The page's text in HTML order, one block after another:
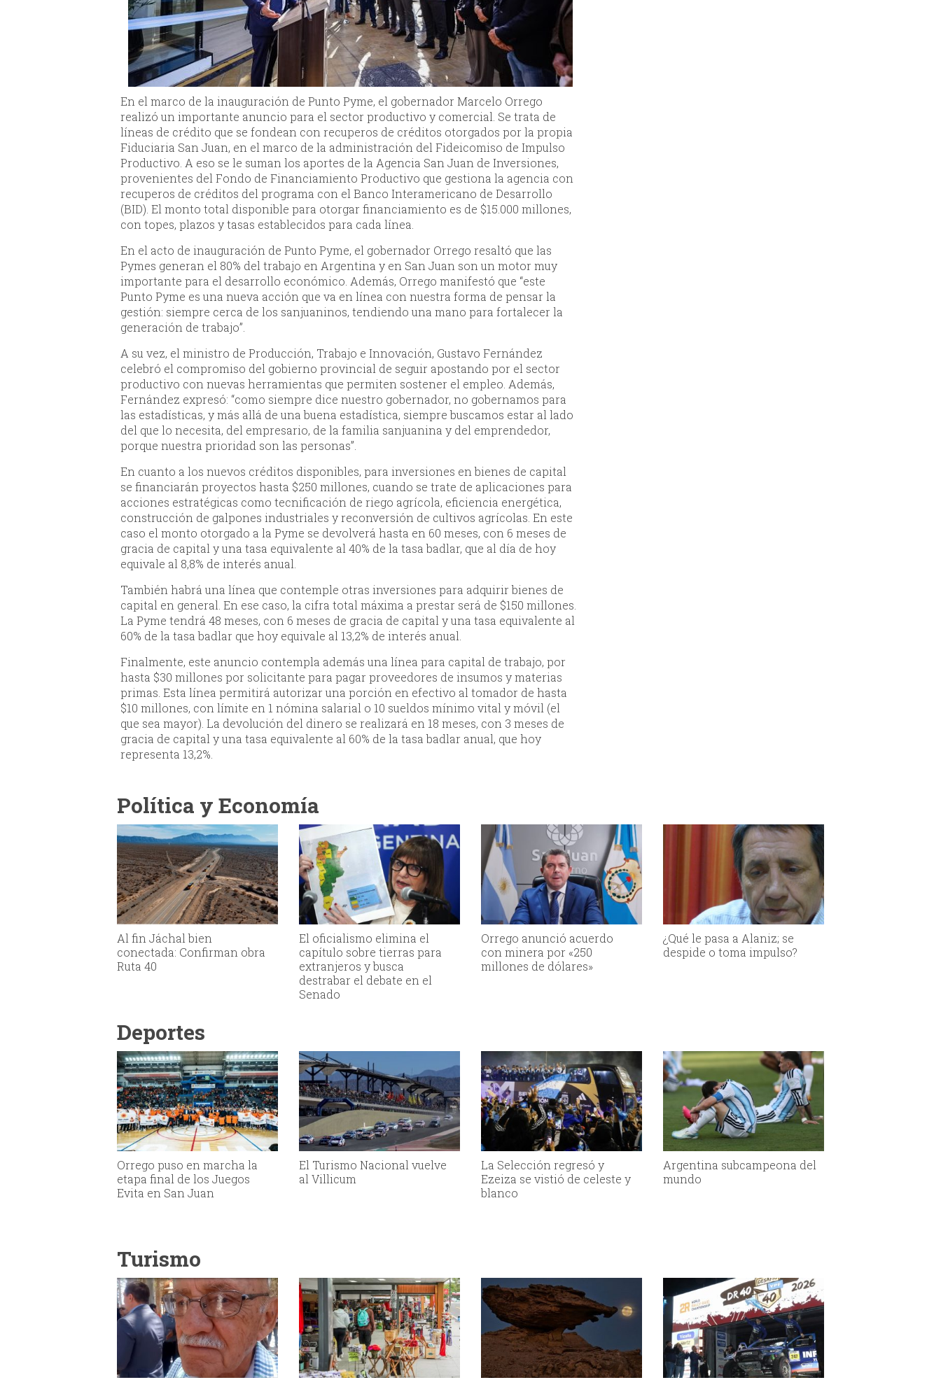
En el marco de la inauguración de Punto Pyme, el gobernador Marcelo Orrego
realizó un importante anuncio para el sector productivo y comercial. Se trata de
líneas de crédito que se fondean con recuperos de créditos otorgados por la propia
Fiduciaria San Juan, en el marco de la administración del Fideicomiso de Impulso
Productivo. A eso se le suman los aportes de la Agencia San Juan de Inversiones,
provenientes del Fondo de Financiamiento Productivo que gestiona la agencia con
recuperos de créditos del programa con el Banco Interamericano de Desarrollo
(BID). El monto total disponible para otorgar financiamiento es de $15.000 millones,
con topes, plazos y tasas establecidos para cada línea.
En el acto de inauguración de Punto Pyme, el gobernador Orrego resaltó que las
Pymes generan el 80% del trabajo en Argentina y en San Juan son un motor muy
importante para el desarrollo económico. Además, Orrego manifestó que “este
Punto Pyme es una nueva acción que va en línea con nuestra forma de pensar la
gestión: siempre cerca de los sanjuaninos, tendiendo una mano para fortalecer la
generación de trabajo”.
A su vez, el ministro de Producción, Trabajo e Innovación, Gustavo Fernández
celebró el compromiso del gobierno provincial de seguir apostando por el sector
productivo con nuevas herramientas que permiten sostener el empleo. Además,
Fernández expresó: “como siempre dice nuestro gobernador, no gobernamos para
las estadísticas, y más allá de una buena estadística, siempre buscamos estar al lado
del que lo necesita, del empresario, de la familia sanjuanina y del emprendedor,
porque nuestra prioridad son las personas”.
En cuanto a los nuevos créditos disponibles, para inversiones en bienes de capital
se financiarán proyectos hasta $250 millones, cuando se trate de aplicaciones para
acciones estratégicas como tecnificación de riego agrícola, eficiencia energética,
construcción de galpones industriales y reconversión de cultivos agrícolas. En este
caso el monto otorgado a la Pyme se devolverá hasta en 60 meses, con 6 meses de
gracia de capital y una tasa equivalente al 40% de la tasa badlar, que al día de hoy
equivale al 8,8% de interés anual.
También habrá una línea que contemple otras inversiones para adquirir bienes de
capital en general. En ese caso, la cifra total máxima a prestar será de $150 millones.
La Pyme tendrá 48 meses, con 6 meses de gracia de capital y una tasa equivalente al
60% de la tasa badlar que hoy equivale al 13,2% de interés anual.
Finalmente, este anuncio contempla además una línea para capital de trabajo, por
hasta $30 millones por solicitante para pagar proveedores de insumos y materias
primas. Esta línea permitirá autorizar una porción en efectivo al tomador de hasta
$10 millones, con límite en 1 nómina salarial o 10 sueldos mínimo vital y móvil (el
que sea mayor). La devolución del dinero se realizará en 18 meses, con 3 meses de
gracia de capital y una tasa equivalente al 60% de la tasa badlar anual, que hoy
representa 13,2%.
Política y Economía
Al fin Jáchal bien
conectada: Confirman obra
Ruta 40
El oficialismo elimina el
capítulo sobre tierras para
extranjeros y busca
destrabar el debate en el
Senado
Orrego anunció acuerdo
con minera por «250
millones de dólares»
¿Qué le pasa a Alaniz; se
despide o toma impulso?
Deportes
Orrego puso en marcha la
etapa final de los Juegos
Evita en San Juan
El Turismo Nacional vuelve
al Villicum
La Selección regresó y
Ezeiza se vistió de celeste y
blanco
Argentina subcampeona del
mundo
Turismo